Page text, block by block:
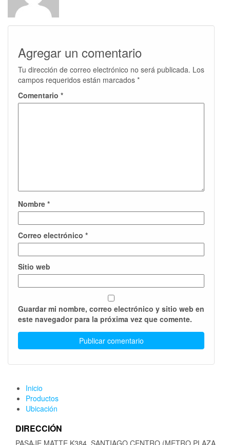
Agregar un comentario
Tu dirección de correo electrónico no será publicada. Los
campos requeridos están marcados *
Comentario *
Nombre *
Correo electrónico *
Sitio web
Guardar mi nombre, correo electrónico y sitio web en
este navegador para la próxima vez que comente.
Inicio
Productos
Ubicación
DIRECCIÓN
PASAJE MATTE K384, SANTIAGO CENTRO (METRO PLAZA